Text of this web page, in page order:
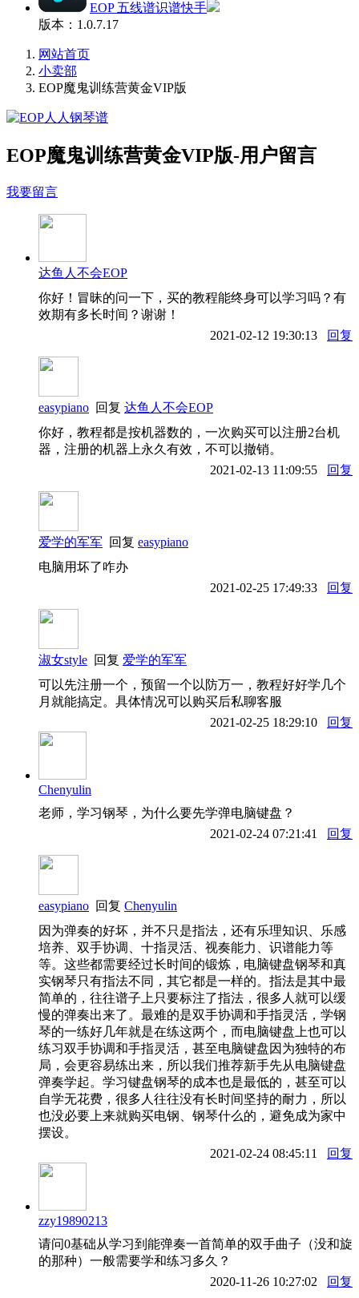
EOP 五线谱识谱快手
版本：1.0.7.17
网站首页
小卖部
EOP魔鬼训练营黄金VIP版
EOP魔鬼训练营黄金VIP版-用户留言
我要留言
达鱼人不会EOP
你好！冒昧的问一下，买的教程能终身可以学习吗？有
效期有多长时间？谢谢！
2021-02-12 19:30:13
回复
easypiano 回复 达鱼人不会EOP
你好，教程都是按机器数的，一次购买可以注册2台机
器，注册的机器上永久有效，不可以撤销。
2021-02-13 11:09:55
回复
爱学的军军 回复 easypiano
电脑用坏了咋办
2021-02-25 17:49:33
回复
淑女style 回复 爱学的军军
可以先注册一个，预留一个以防万一，教程好好学几个
月就能搞定。具体情况可以购买后私聊客服
2021-02-25 18:29:10
回复
Chenyulin
老师，学习钢琴，为什么要先学弹电脑键盘？
2021-02-24 07:21:41
回复
easypiano 回复 Chenyulin
因为弹奏的好坏，并不只是指法，还有乐理知识、乐感
培养、双手协调、十指灵活、视奏能力、识谱能力等
等。这些都需要经过长时间的锻炼，电脑键盘钢琴和真
实钢琴只有指法不同，其它都是一样的。指法是其中最
简单的，往往谱子上只要标注了指法，很多人就可以缓
慢的弹奏出来了。最难的是双手协调和手指灵活，学钢
琴的一练好几年就是在练这两个，而电脑键盘上也可以
练习双手协调和手指灵活，甚至电脑键盘因为独特的布
局，会更容易练出来，所以我们推荐新手先从电脑键盘
弹奏学起。学习键盘钢琴的成本也是最低的，甚至可以
自学无花费，很多人往往没有长时间坚持的耐力，所以
也没必要上来就购买电钢、钢琴什么的，避免成为家中
摆设。
2021-02-24 08:45:11
回复
zzy19890213
请问0基础从学习到能弹奏一首简单的双手曲子（没和旋
的那种）一般需要学和练习多久？
2020-11-26 10:27:02
回复